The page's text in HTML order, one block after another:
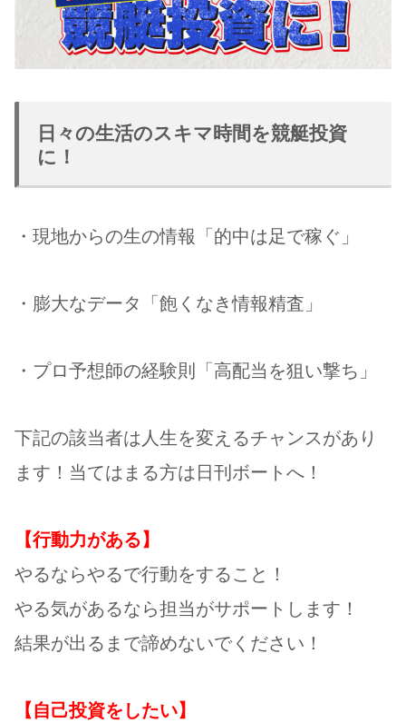
日々の生活のスキマ時間を競艇投資
に！
・現地からの生の情報「的中は足で稼ぐ」
・膨大なデータ「飽くなき情報精査」
・プロ予想師の経験則「高配当を狙い撃ち」
下記の該当者は人生を変えるチャンスがあり
ます！当てはまる方は日刊ボートへ！
【行動力がある】
やるならやるで行動をすること！
やる気があるなら担当がサポートします！
結果が出るまで諦めないでください！
【自己投資をしたい】